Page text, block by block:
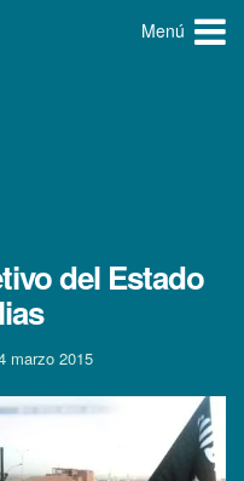
Menú
del Estado
marzo 2015